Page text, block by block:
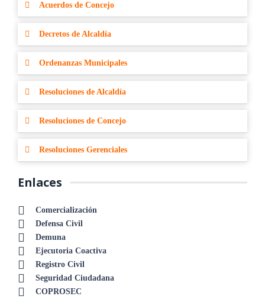
Acuerdos de Concejo
Decretos de Alcaldía
Ordenanzas Municipales
Resoluciones de Alcaldía
Resoluciones de Concejo
Resoluciones Gerenciales
Enlaces
Comercialización
Defensa Civil
Demuna
Ejecutoria Coactiva
Registro Civil
Seguridad Ciudadana
COPROSEC